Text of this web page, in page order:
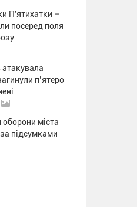
П'ятихатки –
посеред поля
атакувала
п’ятеро
міста
підсумками